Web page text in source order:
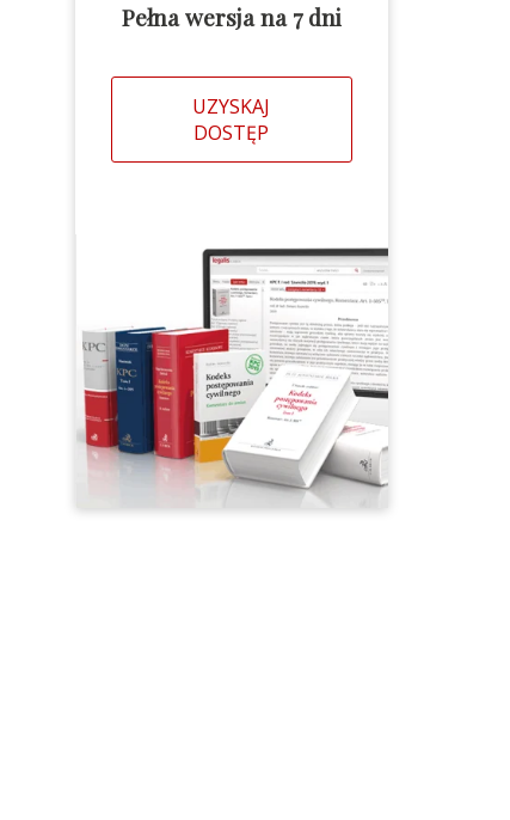
Pełna wersja na 7 dni
UZYSKAJ
DOSTĘP